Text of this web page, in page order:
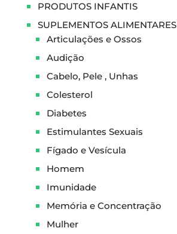
PRODUTOS INFANTIS
SUPLEMENTOS ALIMENTARES
Articulações e Ossos
Audição
Cabelo, Pele , Unhas
Colesterol
Diabetes
Estimulantes Sexuais
Fígado e Vesícula
Homem
Imunidade
Memória e Concentração
Mulher